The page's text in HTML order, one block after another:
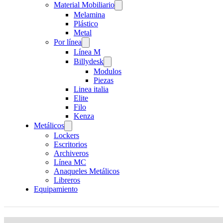
Material Mobiliario
Melamina
Plástico
Metal
Por línea
Línea M
Billydesk
Modulos
Piezas
Linea italia
Elite
Filo
Kenza
Metálicos
Lockers
Escritorios
Archiveros
Línea MC
Anaqueles Metálicos
Libreros
Equipamiento